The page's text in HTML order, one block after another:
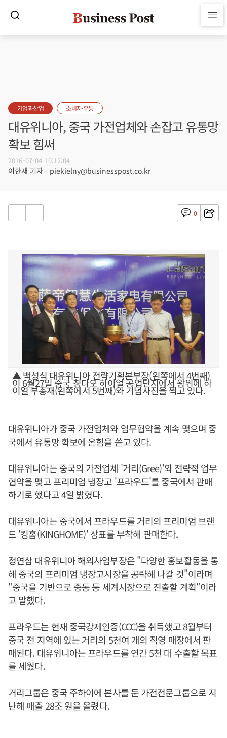
기업과산업 소비자·유통
대유위니아, 중국 가전업체와 손잡고 유통망
확보 힘써
2016-07-04 19:12:04
이한재 기자 - piekielny@businesspost.co.kr
0
▲ 백성식 대유위니아 전략기획본부장(왼쪽에서 4번째)
이 6월27일 중국 칭다오 하이얼 공업단지에서 왕위에 하
이얼 부총재(왼쪽에서 5번째)와 기념사진을 찍고 있다.
대유위니아가 중국 가전업체와 업무협약을 계속 맺으며 중
국에서 유통망 확보에 온힘을 쏟고 있다.
대유위니아는 중국의 가전업체 '거리(Gree)'와 전략적 업무
협약을 맺고 프리미엄 냉장고 '프라우드'를 중국에서 판매
하기로 했다고 4일 밝혔다.
대유위니아는 중국에서 프라우드를 거리의 프리미엄 브랜
드 '킹홈(KINGHOME)' 상표를 부착해 판매한다.
정연삼 대유위니아 해외사업부장은 "다양한 홍보활동을 통
해 중국의 프리미엄 냉장고시장을 공략해 나갈 것"이라며
"중국을 기반으로 중동 등 세계시장으로 진출할 계획"이라
고 말했다.
프라우드는 현재 중국강제인증(CCC)을 취득했고 8월부터
중국 전 지역에 있는 거리의 5천여 개의 직영 매장에서 판
매된다. 대유위니아는 프라우드를 연간 5천 대 수출할 목표
를 세웠다.
거리그룹은 중국 주하이에 본사를 둔 가전전문그룹으로 지
난해 매출 28조 원을 올렸다.